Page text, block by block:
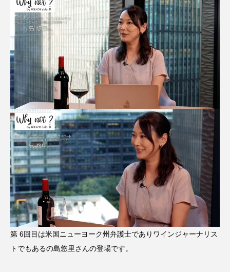
第 6回目は米国ニューヨーク州弁護士でありワインジャーナリス
トでもあるの島悠里さんの登場です。